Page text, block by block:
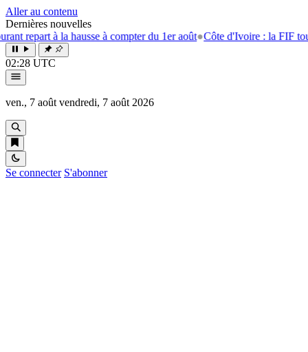
Aller au contenu
Dernières nouvelles
hausse à compter du 1er août●Côte d'Ivoire : la FIF tourne la page
02:28 UTC
ven., 7 août vendredi, 7 août 2026
Se connecter S'abonner